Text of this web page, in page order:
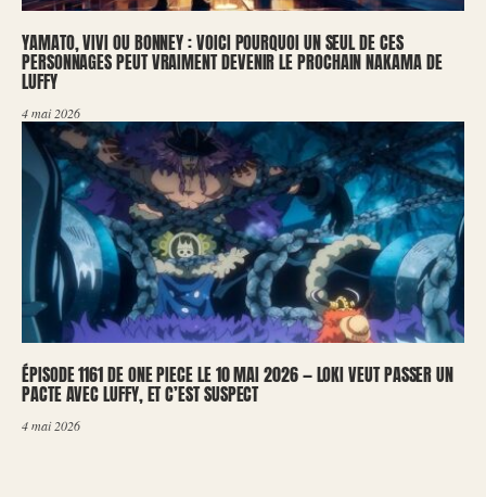
YAMATO, VIVI OU BONNEY : VOICI POURQUOI UN SEUL DE CES
PERSONNAGES PEUT VRAIMENT DEVENIR LE PROCHAIN NAKAMA DE
LUFFY
4 mai 2026
ÉPISODE 1161 DE ONE PIECE LE 10 MAI 2026 — LOKI VEUT PASSER UN
PACTE AVEC LUFFY, ET C’EST SUSPECT
4 mai 2026